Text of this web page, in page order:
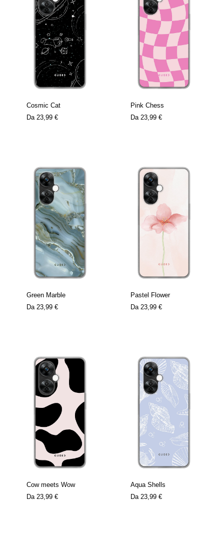
Cosmic Cat
Da 23,99 €
Pink Chess
Da 23,99 €
Green Marble
Da 23,99 €
Pastel Flower
Da 23,99 €
Cow meets Wow
Da 23,99 €
Aqua Shells
Da 23,99 €